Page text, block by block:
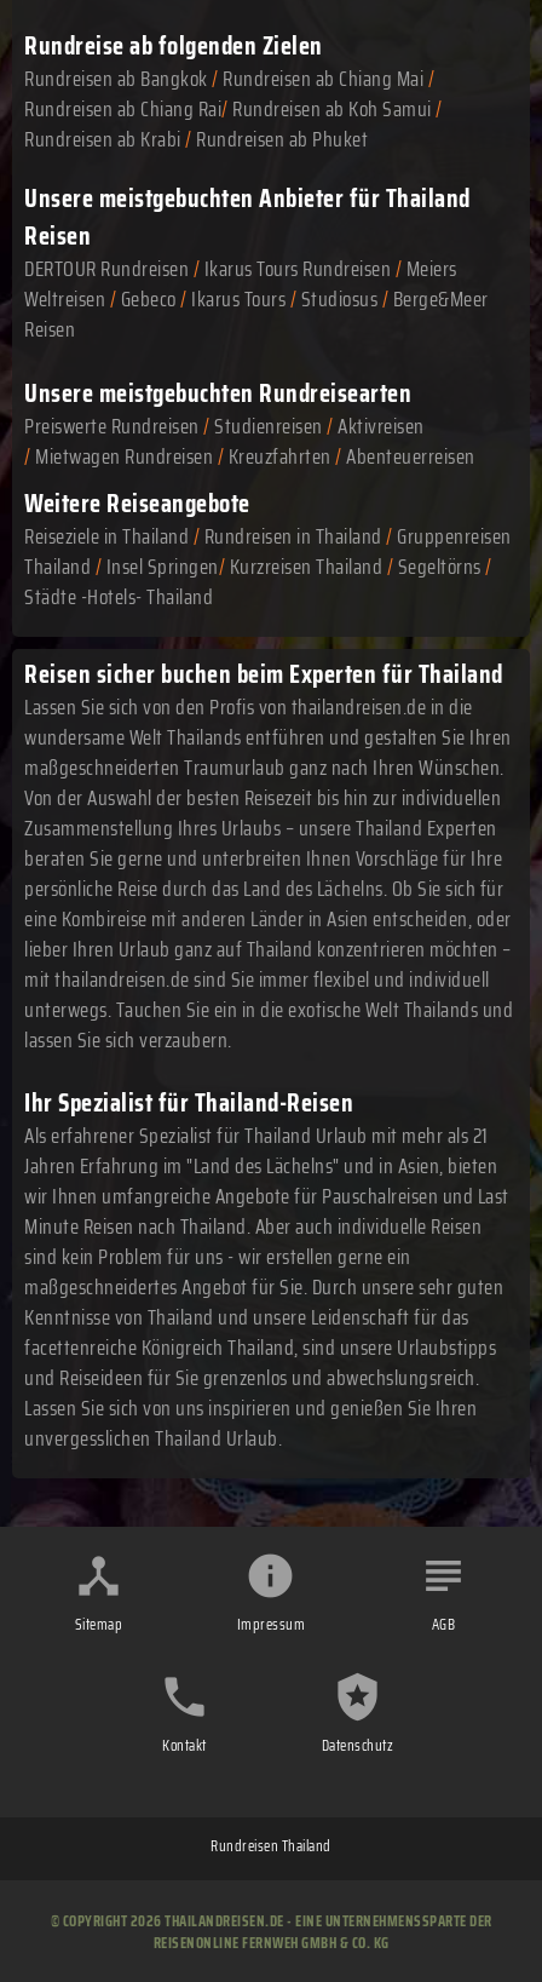
Rundreise ab folgenden Zielen
Rundreisen ab Bangkok/Rundreisen ab Chiang Mai/
Rundreisen ab Chiang Rai/Rundreisen ab Koh Samui/
Rundreisen ab Krabi/Rundreisen ab Phuket
Unsere meistgebuchten Anbieter für Thailand
Reisen
DERTOUR Rundreisen/Ikarus Tours Rundreisen/Meiers
Weltreisen/Gebeco/Ikarus Tours/Studiosus/Berge&Meer
Reisen
Unsere meistgebuchten Rundreisearten
Preiswerte Rundreisen/Studienreisen/Aktivreisen
/Mietwagen Rundreisen/Kreuzfahrten/Abenteuerreisen
Weitere Reiseangebote
Reiseziele in Thailand/Rundreisen in Thailand/Gruppenreisen
Thailand/Insel Springen/Kurzreisen Thailand/Segeltörns/
Städte -Hotels- Thailand
Reisen sicher buchen beim Experten für Thailand
Lassen Sie sich von den Profis von thailandreisen.de in die
wundersame Welt Thailands entführen und gestalten Sie Ihren
maßgeschneiderten Traumurlaub ganz nach Ihren Wünschen.
Von der Auswahl der besten Reisezeit bis hin zur individuellen
Zusammenstellung Ihres Urlaubs – unsere Thailand Experten
beraten Sie gerne und unterbreiten Ihnen Vorschläge für Ihre
persönliche Reise durch das Land des Lächelns. Ob Sie sich für
eine Kombireise mit anderen Länder in Asien entscheiden, oder
lieber Ihren Urlaub ganz auf Thailand konzentrieren möchten –
mit thailandreisen.de sind Sie immer flexibel und individuell
unterwegs. Tauchen Sie ein in die exotische Welt Thailands und
lassen Sie sich verzaubern.
Ihr Spezialist für Thailand-Reisen
Als erfahrener Spezialist für Thailand Urlaub mit mehr als 21
Jahren Erfahrung im "Land des Lächelns" und in Asien, bieten
wir Ihnen umfangreiche Angebote für Pauschalreisen und Last
Minute Reisen nach Thailand. Aber auch individuelle Reisen
sind kein Problem für uns - wir erstellen gerne ein
maßgeschneidertes Angebot für Sie. Durch unsere sehr guten
Kenntnisse von Thailand und unsere Leidenschaft für das
facettenreiche Königreich Thailand, sind unsere Urlaubstipps
und Reiseideen für Sie grenzenlos und abwechslungsreich.
Lassen Sie sich von uns inspirieren und genießen Sie Ihren
unvergesslichen Thailand Urlaub.
Sitemap Impressum AGB
Kontakt Datenschutz
Rundreisen Thailand
© COPYRIGHT 2026 THAILANDREISEN.DE - EINE UNTERNEHMENSSPARTE DER
REISENONLINE FERNWEH GMBH & CO. KG